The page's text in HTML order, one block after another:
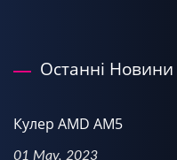
Останні Новини
Кулер AMD AM5
01 May, 2023